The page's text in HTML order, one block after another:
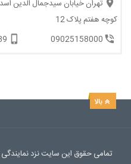
تهران خیابان سیدجمال الدین
کوچه هفتم پلاک 12
09025158000